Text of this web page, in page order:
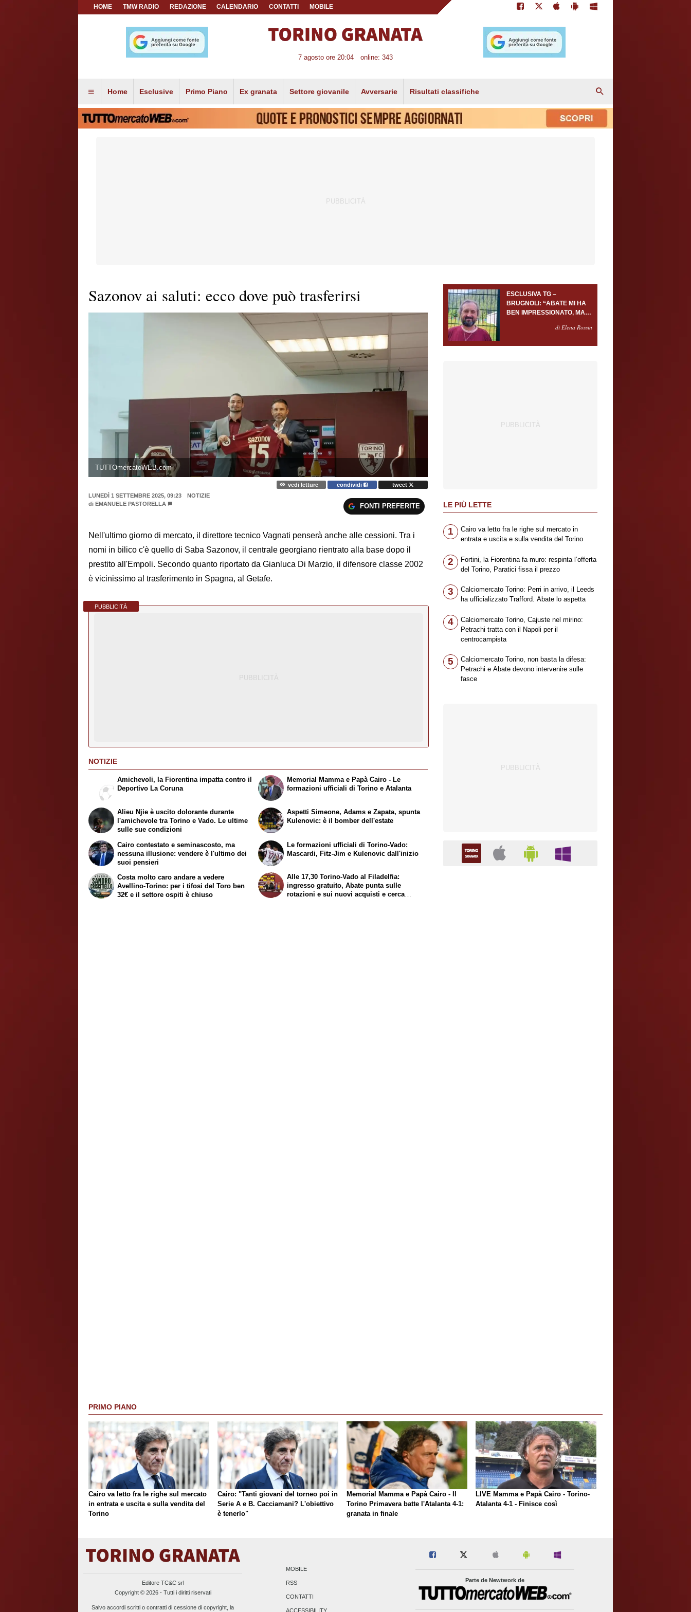
HOME TMW RADIO REDAZIONE CALENDARIO CONTATTI MOBILE
7 agosto ore 20:04 online: 343
Home Esclusive Primo Piano Ex granata Settore giovanile Avversarie Risultati classifiche
Sazonov ai saluti: ecco dove può trasferirsi
TUTTOmercatoWEB.com
vedi letture condividi
tweet
LUNEDÌ 1 SETTEMBRE 2025, 09:23
NOTIZIE
di EMANUELE PASTORELLA FONTI PREFERITE
Nell'ultimo giorno di mercato, il direttore tecnico Vagnati penserà anche alle cessioni. Tra i
nomi in bilico c'è quello di Saba Sazonov, il centrale georgiano rientrato alla base dopo il
prestito all'Empoli. Secondo quanto riportato da Gianluca Di Marzio, il difensore classe 2002
è vicinissimo al trasferimento in Spagna, al Getafe.
PUBBLICITÀ
NOTIZIE
Amichevoli, la Fiorentina impatta contro il
Deportivo La Coruna
Alieu Njie è uscito dolorante durante
l'amichevole tra Torino e Vado. Le ultime
sulle sue condizioni
Memorial Mamma e Papà Cairo - Le
formazioni ufficiali di Torino e Atalanta
Aspetti Simeone, Adams e Zapata, spunta
Kulenovic: è il bomber dell'estate
Cairo contestato e seminascosto, ma
nessuna illusione: vendere è l'ultimo dei
suoi pensieri
Costa molto caro andare a vedere
Avellino-Torino: per i tifosi del Toro ben
32€ e il settore ospiti è chiuso
Le formazioni ufficiali di Torino-Vado:
Mascardi, Fitz-Jim e Kulenovic dall'inizio
Alle 17,30 Torino-Vado al Filadelfia:
ingresso gratuito, Abate punta sulle
rotazioni e sui nuovi acquisti e cerca
ESCLUSIVA TG –
BRUGNOLI: “ABATE MI HA
BEN IMPRESSIONATO, MA
PORTIERE SERVONOdi Elena Rossin
LE PIÙ LETTE
1
Cairo va letto fra le righe sul mercato in
entrata e uscita e sulla vendita del Torino
2
Fortini, la Fiorentina fa muro: respinta l’offerta
del Torino, Paratici fissa il prezzo
3
Calciomercato Torino: Perri in arrivo, il Leeds
ha ufficializzato Trafford. Abate lo aspetta
4
Calciomercato Torino, Cajuste nel mirino:
Petrachi tratta con il Napoli per il
centrocampista
5
Calciomercato Torino, non basta la difesa:
Petrachi e Abate devono intervenire sulle
fasce
PRIMO PIANO
Cairo va letto fra le righe sul mercato
in entrata e uscita e sulla vendita del
Torino
Cairo: "Tanti giovani del torneo poi in
Serie A e B. Cacciamani? L'obiettivo
è tenerlo"
Memorial Mamma e Papà Cairo - Il
Torino Primavera batte l'Atalanta 4-1:
granata in finale
LIVE Mamma e Papà Cairo - Torino-
Atalanta 4-1 - Finisce così
Editore TC&C srl
Copyright © 2026 - Tutti i diritti riservati
Salvo accordi scritti o contratti di cessione di copyright, la
MOBILE
RSS
CONTATTI
Parte de Newtwork de